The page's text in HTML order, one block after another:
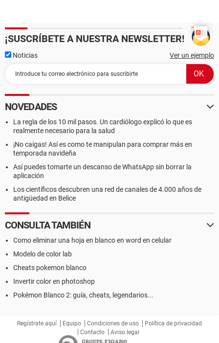
¡SUSCRÍBETE A NUESTRA NEWSLETTER!
Noticias Ver un ejemplo
NOVEDADES
La regla de los 10 mil pasos. Un cardiólogo explicó lo que es
realmente necesario para la salud
¡No caigas! Así es como te manipulan para comprar más en
temporada navideña
Así puedes tomarte un descanso de WhatsApp sin borrar la
aplicación
Los científicos descubren una red de canales de 4.000 años de
antigüedad en Belice
CONSULTA TAMBIÉN
Como eliminar una hoja en blanco en word en celular
Modelo de color lab
Cheats pokemon blanco
Invertir color en photoshop
Pokémon Blanco 2: guía, cheats, legendarios...
Regístrate aquí Equipo Condiciones de uso
Política de privacidad
Contacto
Aviso legal